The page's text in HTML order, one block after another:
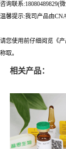
咨询联系:18080489829(
温馨提示:我司产品由
请您使用前仔细阅览《
称取。
相关产品：